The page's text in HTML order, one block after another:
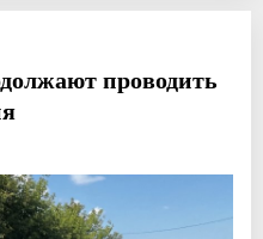
проводить